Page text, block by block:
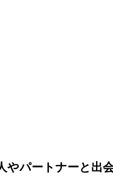
やパートナーと出